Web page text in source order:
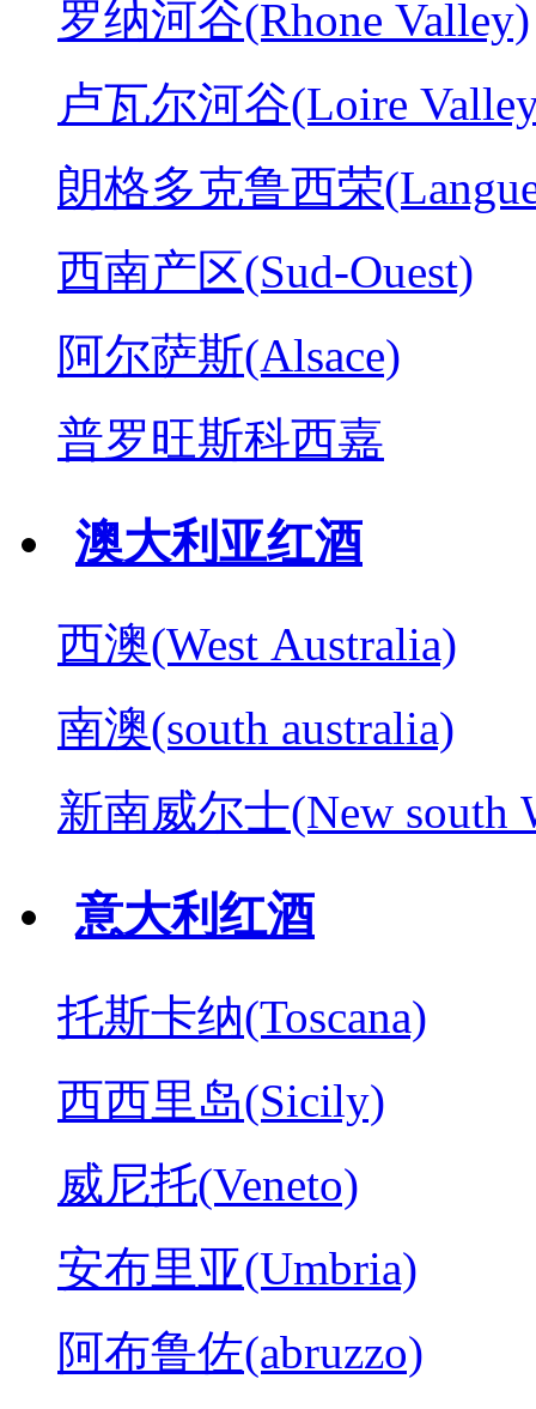
罗纳河谷(Rhone Valley)
卢瓦尔河谷(Loire
朗格多克鲁西荣
西南产区(Sud-Ouest)
阿尔萨斯(Alsace)
普罗旺斯科西嘉
澳大利亚红酒
西澳(West Australia)
南澳(south australia)
新南威尔士(New south
意大利红酒
托斯卡纳(Toscana)
西西里岛(Sicily)
威尼托(Veneto)
安布里亚(Umbria)
阿布鲁佐(abruzzo)